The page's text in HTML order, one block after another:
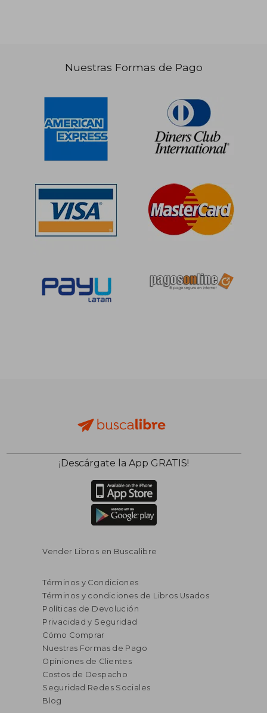
50% S/ 207,70 55%
dcto.
55%
dcto.
S/ 147,38
S/ 66,32
Nuestras Formas de Pago
¡Descárgate la App GRATIS!
Vender Libros en Buscalibre
Términos y Condiciones
Términos y condiciones de Libros Usados
Políticas de Devolución
Privacidad y Seguridad
Cómo Comprar
Nuestras Formas de Pago
Opiniones de Clientes
Costos de Despacho
Seguridad Redes Sociales
Blog